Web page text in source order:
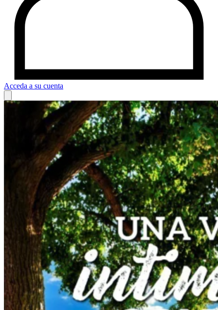
Acceda a su cuenta